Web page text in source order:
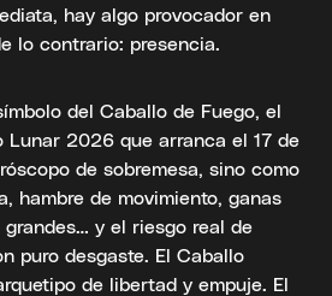
hay algo provocador en
lo contrario: presencia.
del Caballo de Fuego, el
Lunar 2026 que arranca el 17 de
de sobremesa, sino como
hambre de movimiento, ganas
y el riesgo real de
puro desgaste. El Caballo
de libertad y empuje. El